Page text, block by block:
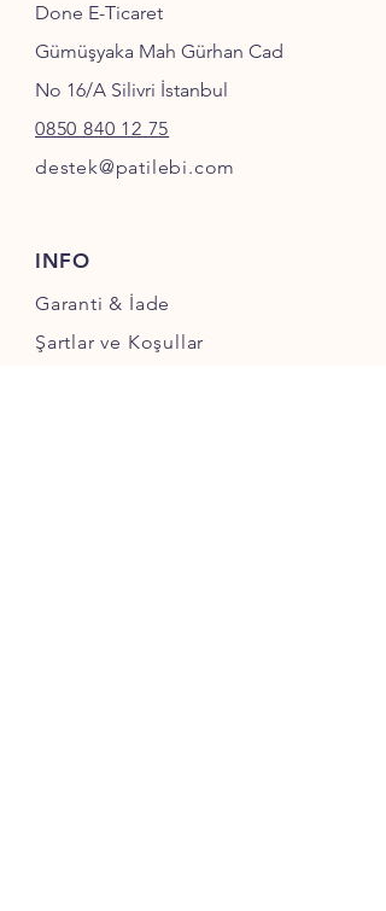
Done E-Ticaret
Gümüşyaka Mah Gürhan Cad
No 16/A Silivri İstanbul
0850 840 12 75
destek@patilebi.com
INFO
Garanti & İade
Şartlar ve Koşullar